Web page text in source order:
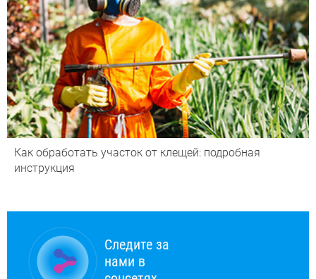
Как обработать участок от клещей: подробная
инструкция
Следите за
нами в